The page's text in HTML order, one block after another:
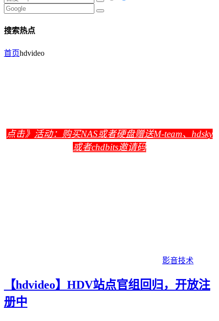
搜索热点
首页hdvideo
点击》 活动：购买NAS或者硬盘赠送M-team、hdsky
或者chdbits邀请码
影音技术
【hdvideo】HDV站点官组回归，开放注
册中